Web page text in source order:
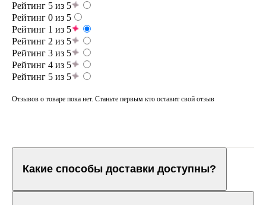
Рейтинг 5 из 5
Рейтинг 0 из 5
Рейтинг 1 из 5
Рейтинг 2 из 5
Рейтинг 3 из 5
Рейтинг 4 из 5
Рейтинг 5 из 5
Отзывов о товаре пока нет. Станьте первым кто оставит свой отзыв
Какие способы доставки доступны?